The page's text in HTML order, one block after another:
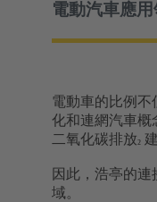
電動汽車應
電動車的比例不
化和連網汽車概
二氧化碳排放²
因此，浩亭的
域。